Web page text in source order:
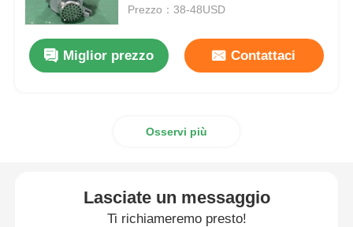
Casella a prova di esplosione
Glandole di cavi a prova di esplosione
spina ed incavo protetti contro le esplosioni
Prezzo：38-48USD
Miglior prezzo Contattaci
Osservi più
Lasciate un messaggio
Ti richiameremo presto!